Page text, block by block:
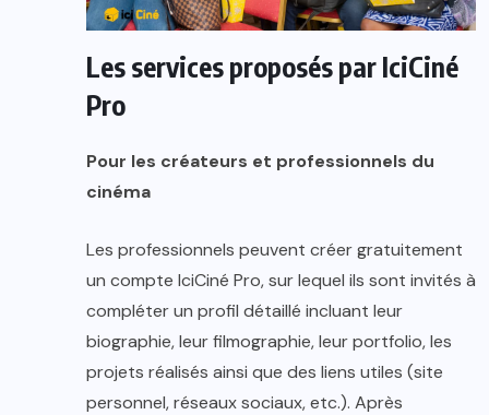
Les services proposés par IciCiné
Pro
Pour les créateurs et professionnels du
cinéma
Les professionnels peuvent créer gratuitement
un compte IciCiné Pro, sur lequel ils sont invités à
compléter un profil détaillé incluant leur
biographie, leur filmographie, leur portfolio, les
projets réalisés ainsi que des liens utiles (site
personnel, réseaux sociaux, etc.). Après